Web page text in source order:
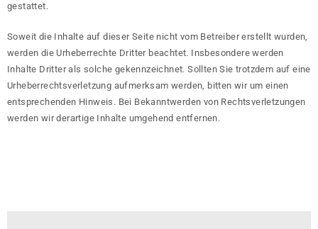
gestattet.
Soweit die Inhalte auf dieser Seite nicht vom Betreiber erstellt wurden,
werden die Urheberrechte Dritter beachtet. Insbesondere werden
Inhalte Dritter als solche gekennzeichnet. Sollten Sie trotzdem auf eine
Urheberrechtsverletzung aufmerksam werden, bitten wir um einen
entsprechenden Hinweis. Bei Bekanntwerden von Rechtsverletzungen
werden wir derartige Inhalte umgehend entfernen.